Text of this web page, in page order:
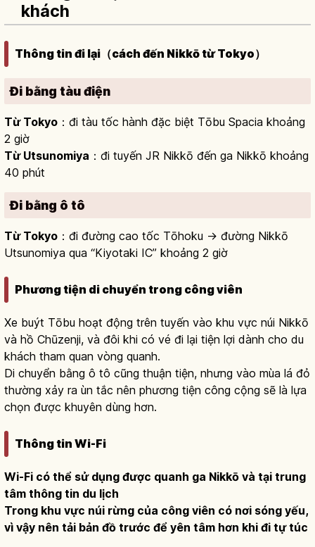
khách
Thông tin đi lại（cách đến Nikkō từ Tokyo）
Đi bằng tàu điện
Từ Tokyo ：đi tàu tốc hành đặc biệt Tōbu Spacia khoảng
2 giờ
Từ Utsunomiya ：đi tuyến JR Nikkō đến ga Nikkō khoảng
40 phút
Đi bằng ô tô
Từ Tokyo ：đi đường cao tốc Tōhoku → đường Nikkō
Utsunomiya qua “Kiyotaki IC” khoảng 2 giờ
Phương tiện di chuyển trong công viên
Xe buýt Tōbu hoạt động trên tuyến vào khu vực núi Nikkō
và hồ Chūzenji, và đôi khi có vé đi lại tiện lợi dành cho du
khách tham quan vòng quanh.
Di chuyển bằng ô tô cũng thuận tiện, nhưng vào mùa lá đỏ
thường xảy ra ùn tắc nên phương tiện công cộng sẽ là lựa
chọn được khuyên dùng hơn.
Thông tin Wi-Fi
Wi-Fi có thể sử dụng được quanh ga Nikkō và tại trung
tâm thông tin du lịch
Trong khu vực núi rừng của công viên có nơi sóng yếu,
vì vậy nên tải bản đồ trước để yên tâm hơn khi đi tự túc